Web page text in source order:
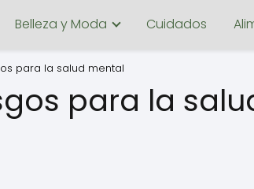
Belleza y Moda Cuidados
para la salud mental
para la